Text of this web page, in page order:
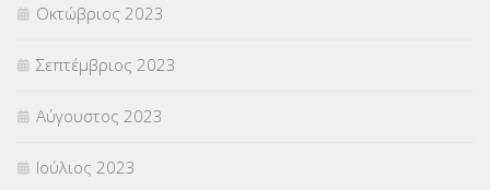
Οκτώβριος 2023
Σεπτέμβριος 2023
Αύγουστος 2023
Ιούλιος 2023